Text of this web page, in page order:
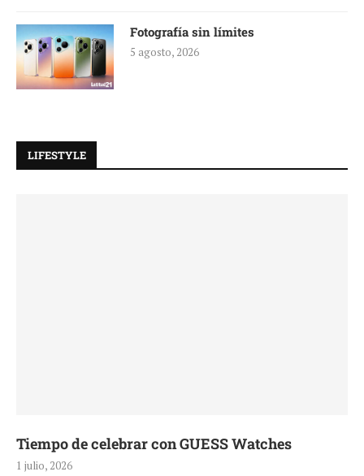
Fotografía sin límites
5 agosto, 2026
LIFESTYLE
Tiempo de celebrar con GUESS Watches
1 julio, 2026